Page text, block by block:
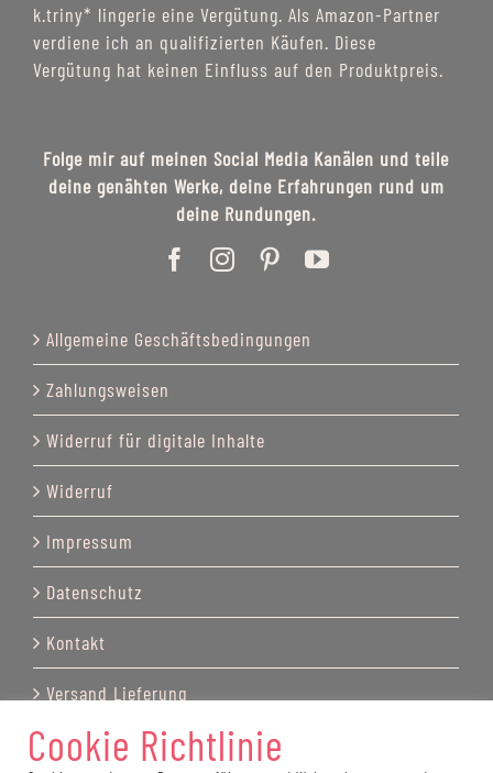
k.triny* lingerie eine Vergütung. Als Amazon-Partner
verdiene ich an qualifizierten Käufen. Diese
Vergütung hat keinen Einfluss auf den Produktpreis.
Folge mir auf meinen Social Media Kanälen und teile
deine genähten Werke, deine Erfahrungen rund um
deine Rundungen.
Allgemeine Geschäftsbedingungen
Zahlungsweisen
Widerruf für digitale Inhalte
Widerruf
Impressum
Datenschutz
Kontakt
Versand Lieferung
Cookie Richtlinie